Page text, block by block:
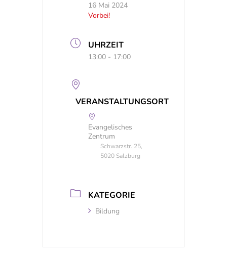
16 Mai 2024
Vorbei!
UHRZEIT
13:00 - 17:00
VERANSTALTUNGSORT
Evangelisches
Zentrum
Schwarzstr. 25,
5020 Salzburg
KATEGORIE
Bildung